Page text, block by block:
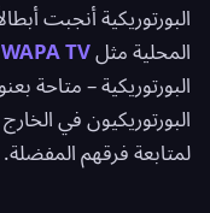
البورتوريكية أنجبت
المحلية مثلWAPA TV
البورتوريكيون في
لمتابعة فرقهم المفضلة.